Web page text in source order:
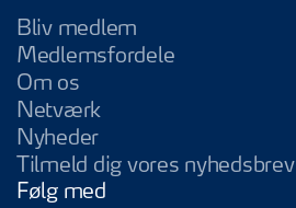
Bliv medlem
Medlemsfordele
Om os
Netværk
Nyheder
Tilmeld dig vores nyhedsbrev
Følg med